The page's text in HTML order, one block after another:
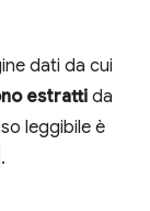
dati da cui
estratti da
leggibile è
.